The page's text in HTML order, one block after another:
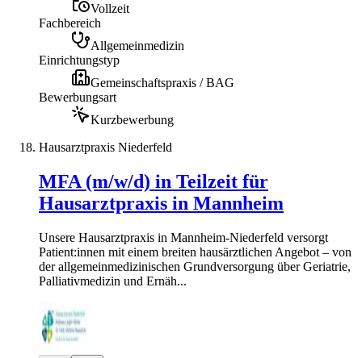
Vollzeit
Fachbereich
Allgemeinmedizin
Einrichtungstyp
Gemeinschaftspraxis / BAG
Bewerbungsart
Kurzbewerbung
Hausarztpraxis Niederfeld
MFA (m/w/d) in Teilzeit für
Hausarztpraxis in Mannheim
Unsere Hausarztpraxis in Mannheim-Niederfeld versorgt
Patient:innen mit einem breiten hausärztlichen Angebot – von
der allgemeinmedizinischen Grundversorgung über Geriatrie,
Palliativmedizin und Ernäh...